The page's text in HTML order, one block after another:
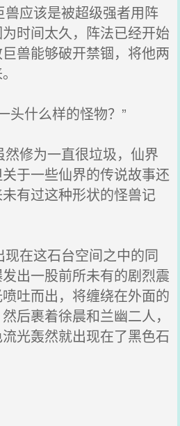
应该是被超级强者用阵
时间太久，阵法已经开始
兽能够破开禁锢，将他两
头什么样的怪物？”
修为一直很垃圾，仙界
于一些仙界的传说故事还
有过这种形状的怪兽记
在这石台空间之中的同
出一股前所未有的剧烈震
吐而出，将缠绕在外面的
后裹着徐晨和兰幽二人，
光轰然就出现在了黑色石